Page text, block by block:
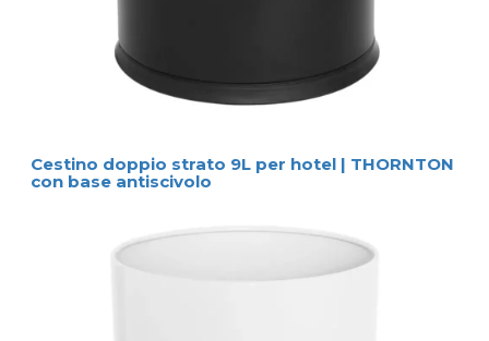
Cestino doppio strato 9L per hotel | THORNTON
con base antiscivolo